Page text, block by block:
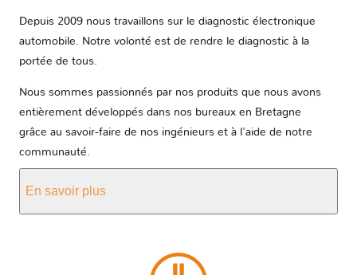
Depuis 2009 nous travaillons sur le diagnostic électronique
automobile. Notre volonté est de rendre le diagnostic à la
portée de tous.
Nous sommes passionnés par nos produits que nous avons
entièrement développés dans nos bureaux en Bretagne
grâce au savoir-faire de nos ingénieurs et à l'aide de notre
communauté.
En savoir plus